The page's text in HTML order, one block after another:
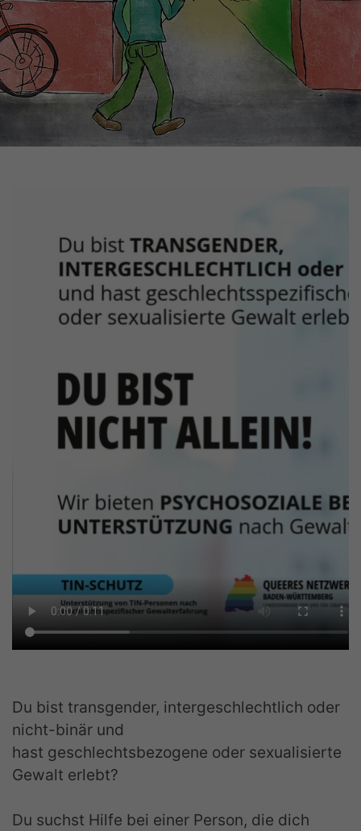
Du bist transgender, intergeschlechtlich oder
nicht-binär und
hast geschlechtsbezogene oder sexualisierte
Gewalt erlebt?
Du suchst Hilfe bei einer Person, die dich